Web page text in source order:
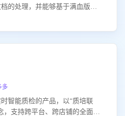
的处理，并能够基于满血版
和利用知识资源。通过该产品，
智能质检的产品，以“质培联
，支持跨平台、跨店铺的全面、